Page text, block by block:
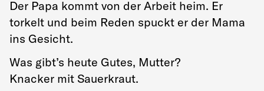
Der Papa kommt von der Arbeit heim. Er
torkelt und beim Reden spuckt er der Mama
ins Gesicht.
Was gibt’s heute Gutes, Mutter?
Knacker mit Sauerkraut.